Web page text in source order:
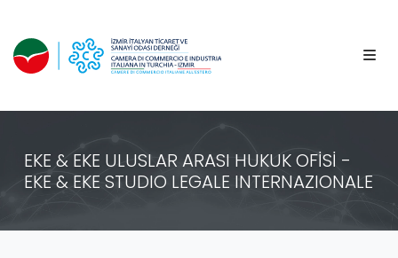
EKE & EKE ULUSLAR ARASI HUKUK OFİSİ -
EKE & EKE STUDIO LEGALE INTERNAZIONALE